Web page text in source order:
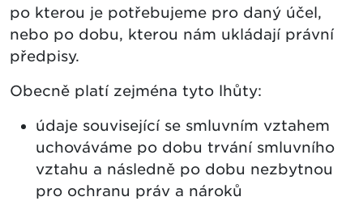
po kterou je potřebujeme pro daný účel,
nebo po dobu, kterou nám ukládají právní
předpisy.
Obecně platí zejména tyto lhůty:
údaje související se smluvním vztahem
uchováváme po dobu trvání smluvního
vztahu a následně po dobu nezbytnou
pro ochranu práv a nároků